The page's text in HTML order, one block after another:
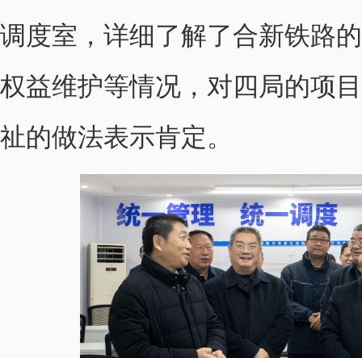
调度室，详细了解了合新铁路
权益维护等情况，对四局的项
祉的做法表示肯定。